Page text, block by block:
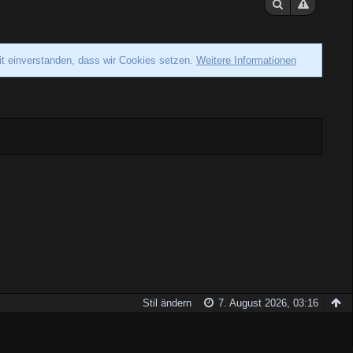
einverstanden, dass wir Cookies setzen. Weitere Informationen
7. August 2026, 03:16
Stil ändern